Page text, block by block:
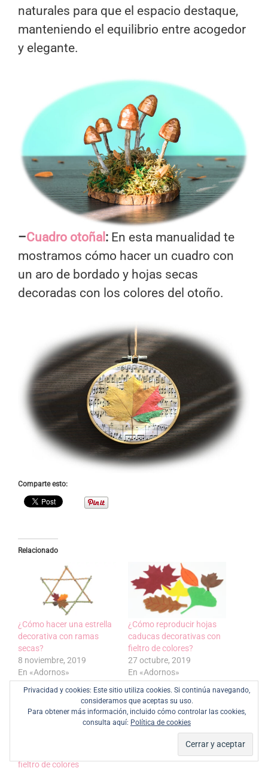
naturales para que el espacio destaque,
manteniendo el equilibrio entre acogedor
y elegante.
–Cuadro otoñal : En esta manualidad te
mostramos cómo hacer un cuadro con
un aro de bordado y hojas secas
decoradas con los colores del otoño.
Comparte esto:
Relacionado
¿Cómo hacer una estrella
decorativa con ramas
secas?
8 noviembre, 2019
En «Adornos»
¿Cómo reproducir hojas
caducas decorativas con
fieltro de colores?
27 octubre, 2019
En «Adornos»
fieltro de colores
Privacidad y cookies: Este sitio utiliza cookies. Si continúa navegando,
consideramos que aceptas su uso.
Para obtener más información, incluido cómo controlar las cookies,
consulta aquí: Política de cookies